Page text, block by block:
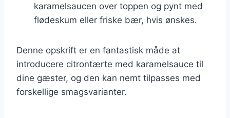
karamelsaucen over toppen og pynt med
flødeskum eller friske bær, hvis ønskes.
Denne opskrift er en fantastisk måde at
introducere citrontærte med karamelsauce til
dine gæster, og den kan nemt tilpasses med
forskellige smagsvarianter.